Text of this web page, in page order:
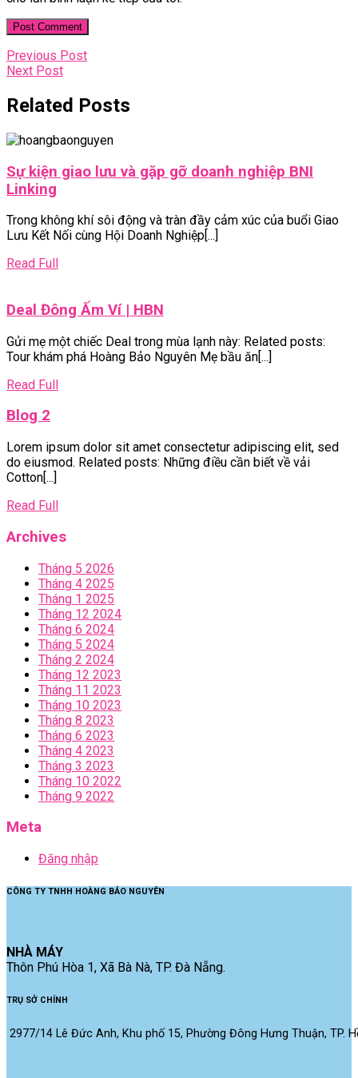
Điều
hướng
bài
Previous PostPrevious
Next PostNext
Related Posts
Sự kiện giao lưu và gặp gỡ doanh nghiệp BNI
Linking
giao
lưu
và
doanh
BNI
Linking
Trong không khí sôi động và tràn đầy cảm xúc của buổi Giao
Lưu Kết Nối cùng Hội Doanh Nghiệp[...]
Read Full Read
Deal Đông Ấm Ví | HBN
Ấm
Ví
Gửi mẹ một chiếc Deal trong mùa lạnh này: Related posts:
Tour khám phá Hoàng Bảo Nguyên Mẹ bầu ăn[...]
Read FullRead
Blog 2
Lorem ipsum dolor sit amet consectetur adipiscing elit, sed
do eiusmod. Related posts: Những điều cần biết về vải
Cotton[...]
Read FullRead
Archives
Tháng 5 2026
Tháng 4 2025
Tháng 1 2025
Tháng 12 2024
Tháng 6 2024
Tháng 5 2024
Tháng 2 2024
Tháng 12 2023
Tháng 11 2023
Tháng 10 2023
Tháng 8 2023
Tháng 6 2023
Tháng 4 2023
Tháng 3 2023
Tháng 10 2022
Tháng 9 2022
Meta
Đăng nhập
CÔNG TY TNHH HOÀNG BẢO NGUYÊN
NHÀ MÁY
Thôn Phú Hòa 1, Xã Bà Nà, TP. Đà Nẵng.
TRỤ SỞ CHÍNH
2977/14 Lê Đức Anh, Khu phố 15, Phường Đông Hưng Thuận, TP.